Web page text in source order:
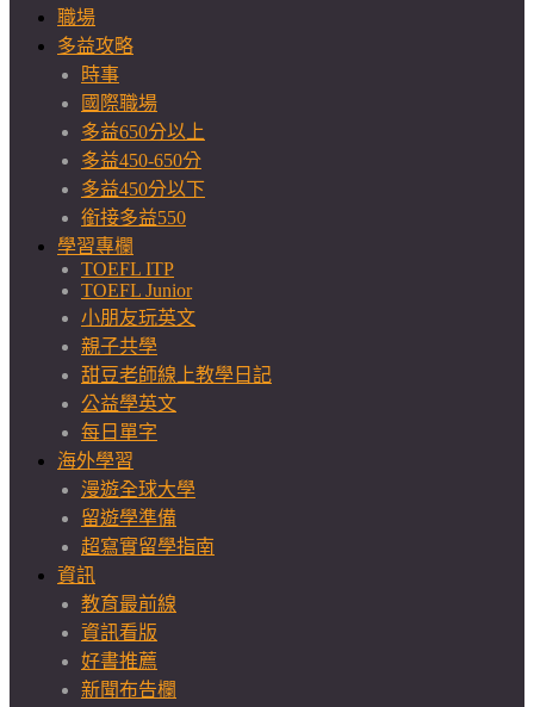
職場
多益攻略
時事
國際職場
多益650分以上
多益450-650分
多益450分以下
銜接多益550
學習專欄
TOEFL ITP
TOEFL Junior
小朋友玩英文
親子共學
甜豆老師線上教學日記
公益學英文
每日單字
海外學習
漫遊全球大學
留遊學準備
超寫實留學指南
資訊
教育最前線
資訊看版
好書推薦
新聞布告欄